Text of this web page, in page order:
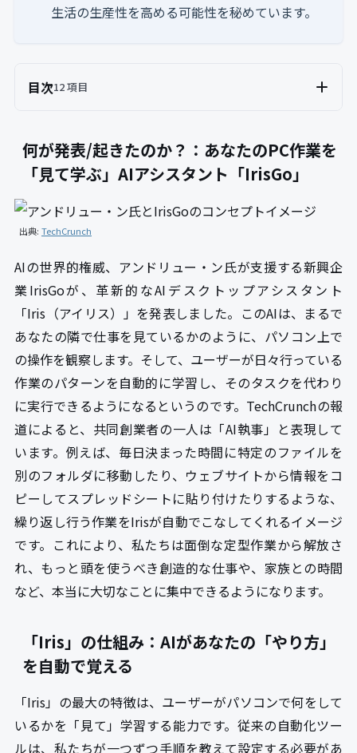
生活の生産性を高める可能性を秘めています。
目次12 項目
何が発表/起きたのか？：あなたのPC作業を
「見て学ぶ」AIアシスタント「IrisGo」
出典: TechCrunch
AIの世界的権威、アンドリュー・ン氏が支援する新興企
業IrisGoが、革新的なAIデスクトップアシスタント
「Iris（アイリス）」を発表しました。このAIは、まるで
あなたの隣で仕事を見ているかのように、パソコン上で
の操作を観察します。そして、ユーザーが日々行っている
作業のパターンを自動的に学習し、そのタスクを代わり
に実行できるようになるというのです。TechCrunchの報
道によると、共同創業者の一人は「AI執事」と表現して
います。例えば、毎日決まった時間に特定のファイルを
別のフォルダに移動したり、ウェブサイトから情報をコ
ピーしてスプレッドシートに貼り付けたりするような、
繰り返し行う作業をIrisが自動でこなしてくれるイメージ
です。これにより、私たちは面倒な定型作業から解放さ
れ、もっと頭を使うべき創造的な仕事や、家族との時間
など、本当に大切なことに集中できるようになります。
「Iris」の仕組み：AIがあなたの「やり方」
を自動で覚える
「Iris」の最大の特徴は、ユーザーがパソコンで何をして
いるかを「見て」学習する能力です。従来の自動化ツー
ルは、私たちが一つずつ手順を教えて設定する必要があ